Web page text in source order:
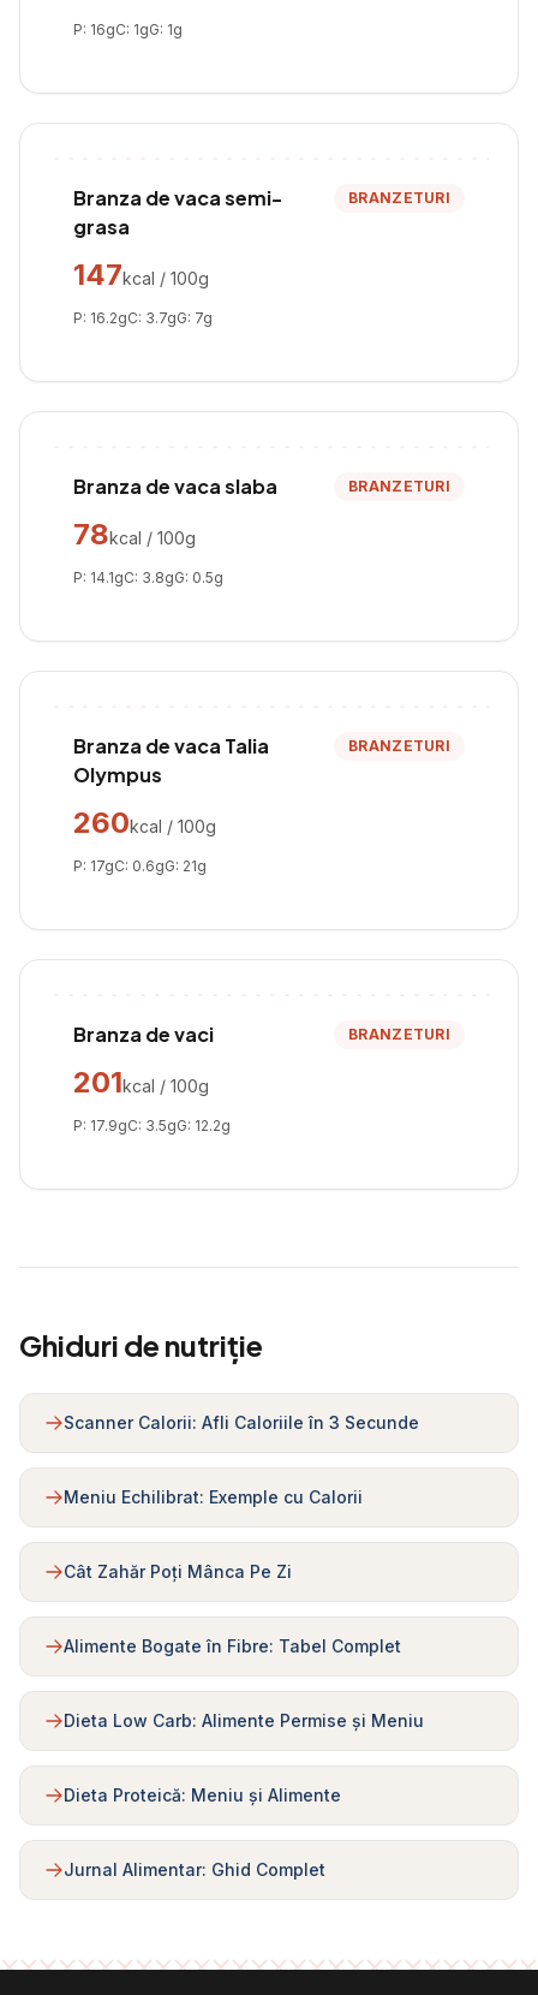
P: 16gC: 1gG: 1g
Branza de vaca semi-
grasa
BRANZETURI
147kcal / 100g
P: 16.2gC: 3.7gG: 7g
Branza de vaca slaba BRANZETURI
78kcal / 100g
P: 14.1gC: 3.8gG: 0.5g
Branza de vaca Talia
Olympus
BRANZETURI
260kcal / 100g
P: 17gC: 0.6gG: 21g
Branza de vaci BRANZETURI
201kcal / 100g
P: 17.9gC: 3.5gG: 12.2g
Ghiduri de nutriție
Scanner Calorii: Afli Caloriile în 3 Secunde
Meniu Echilibrat: Exemple cu Calorii
Cât Zahăr Poți Mânca Pe Zi
Alimente Bogate în Fibre: Tabel Complet
Dieta Low Carb: Alimente Permise și Meniu
Dieta Proteică: Meniu și Alimente
Jurnal Alimentar: Ghid Complet